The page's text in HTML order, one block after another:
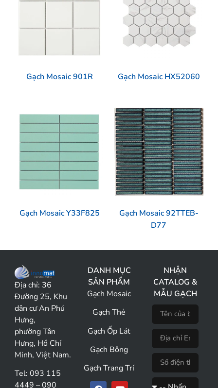
Gạch Mosaic 901R Gạch Mosaic HX52060
Gạch Mosaic Y33F825
Gạch Mosaic 92TTEB-
D77
Địa chỉ: 36
Đường 25, Khu
dân cư An Phú
Hưng,
phường Tân
Hưng, Hồ Chí
Minh, Việt Nam.
Tel: 093 115
4449 – 090
DANH MỤC
SẢN PHẨM
Gạch Mosaic
Gạch Thẻ
Gạch Ốp Lát
Gạch Bông
Gạch Trang Trí
NHẬN
CATALOG &
MẪU GẠCH